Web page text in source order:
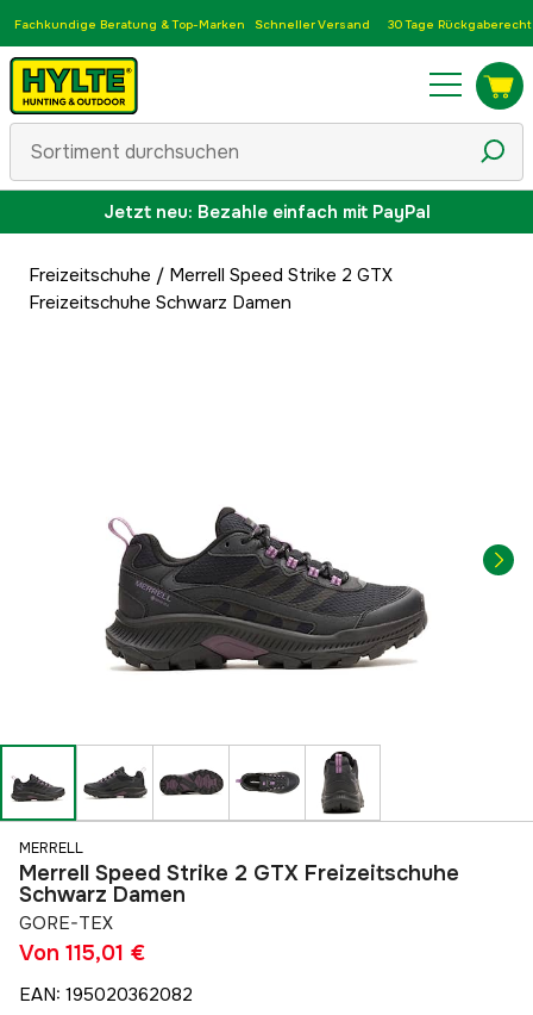
Fachkundige Beratung & Top-Marken Schneller Versand 30 Tage Rückgaberecht
Jetzt neu: Bezahle einfach mit PayPal
Freizeitschuhe / Merrell Speed Strike 2 GTX
Freizeitschuhe Schwarz Damen
MERRELL
Merrell Speed Strike 2 GTX Freizeitschuhe
Schwarz Damen
GORE-TEX
Von 115,01 €
EAN: 195020362082